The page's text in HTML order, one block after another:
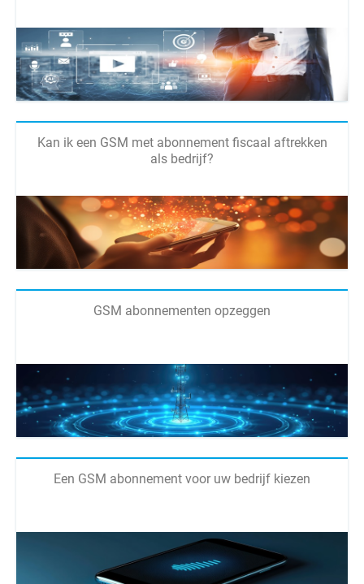
Kan ik een GSM met abonnement fiscaal aftrekken
als bedrijf?
GSM abonnementen opzeggen
Een GSM abonnement voor uw bedrijf kiezen